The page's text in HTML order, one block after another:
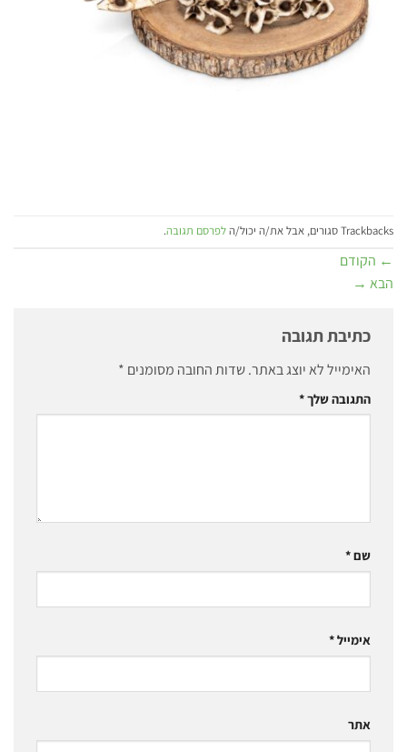
Trackbacks סגורים, אבל את/ה יכול/ה לפרסם תגובה.
← הקודם
הבא →
כתיבת תגובה
האימייל לא יוצג באתר.שדות החובה מסומנים *
התגובה שלך*
שם*
אימייל*
אתר